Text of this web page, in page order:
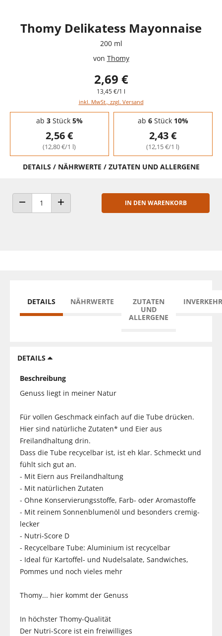
Thomy Delikatess Mayonnaise
200 ml
von Thomy
2,69 €
13,45 €/1 l
inkl. MwSt., zzgl. Versand
Staffelpreise - Mengenrabatt
ab 3Stück 5%
2,56 €
(12,80 €/1 l)
ab 6Stück 10%
2,43 €
(12,15 €/1 l)
DETAILS / NÄHRWERTE / ZUTATEN UND ALLERGENE
ANZAHL VERRINGERNANZAHL ERHÖHEN
IN DEN WARENKORB
DETAILS NÄHRWERTE
ZUTATEN
UND
ALLERGENE
DETAILS
Beschreibung
Genuss liegt in meiner Natur
Für vollen Geschmack einfach auf die Tube drücken.
Hier sind natürliche Zutaten* und Eier aus
Freilandhaltung drin.
Dass die Tube recycelbar ist, ist eh klar. Schmeckt und
fühlt sich gut an.
- Mit Eiern aus Freilandhaltung
- Mit natürlichen Zutaten
- Ohne Konservierungsstoffe, Farb- oder Aromastoffe
- Mit reinem Sonnenblumenöl und besonders cremig-
lecker
- Nutri-Score D
- Recycelbare Tube: Aluminium ist recycelbar
- Ideal für Kartoffel- und Nudelsalate, Sandwiches,
Pommes und noch vieles mehr
Thomy... hier kommt der Genuss
In höchster Thomy-Qualität
Der Nutri-Score ist ein freiwilliges